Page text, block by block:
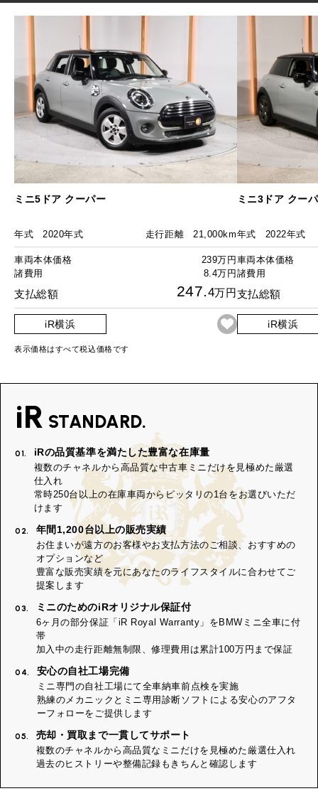
ミニ5ドア クーパー
年式 2020年式 走行距離 21,000km
車両本体価格
239万円
諸費用
8.4万円
支払総額 247.4万円
iR横浜
ミニ3ドア クー
年式 2022年式
車両本体価格
諸費用
支払総額
iR横浜
表示価格はすべて税込価格です
iR STANDARD.
01. iRの品質基準を満たした豊富な在庫量
複数のチャネルから高品質な中古車ミニだけを見極めた厳選
仕入れ
常時250台以上の在庫車両からピッタリの1台をお選びいただ
けます
02. 年間1,200台以上の販売実績
お住まいが遠方のお客様やお支払方法のご相談、おすすめの
オプションなど
豊富な販売実績を元にあなたのライフスタイルに合わせてご
提案します
03. ミニのためのiRオリジナル保証付
6ヶ月の部分保証「iR Royal Warranty」をBMWミニ全車に付
帯
加入中の走行距離無制限、修理費用は累計100万円まで保証
04. 安心の自社工場完備
ミニ専門の自社工場にて全車納車前点検を実施
熟練のメカニックとミニ専用診断ソフトによる安心のアフタ
ーフォローをご提供します
05. 売却・買取まで一貫してサポート
複数のチャネルから高品質なミニだけを見極めた厳選仕入れ
過去のヒストリーや整備記録もきちんと確認します